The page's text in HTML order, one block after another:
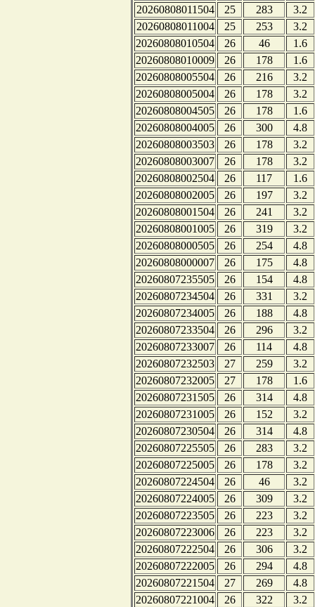
20260808011504
25 283
3.2
20260808011004
25 253
3.2
20260808010504
26 46
1.6
20260808010009
26 178
1.6
20260808005504
26 216
3.2
20260808005004
26 178
3.2
20260808004505
26 178
1.6
20260808004005
26 300
4.8
20260808003503
26 178
3.2
20260808003007
26 178
3.2
20260808002504
26 117
1.6
20260808002005
26 197
3.2
20260808001504
26 241
3.2
20260808001005
26 319
3.2
20260808000505
26 254
4.8
20260808000007
26 175
4.8
20260807235505
26 154
4.8
20260807234504
26 331
3.2
20260807234005
26 188
4.8
20260807233504
26 296
3.2
20260807233007
26 114
4.8
20260807232503
27 259
3.2
20260807232005
27 178
1.6
20260807231505
26 314
4.8
20260807231005
26 152
3.2
20260807230504
26 314
4.8
20260807225505
26 283
3.2
20260807225005
26 178
3.2
20260807224504
26 46
3.2
20260807224005
26 309
3.2
20260807223505
26 223
3.2
20260807223006
26 223
3.2
20260807222504
26 306
3.2
20260807222005
26 294
4.8
20260807221504
27 269
4.8
20260807221004
26 322
3.2